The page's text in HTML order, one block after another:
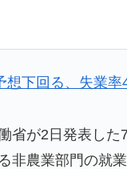
想下回る、失業
省が2日発表し
非農業部門の就